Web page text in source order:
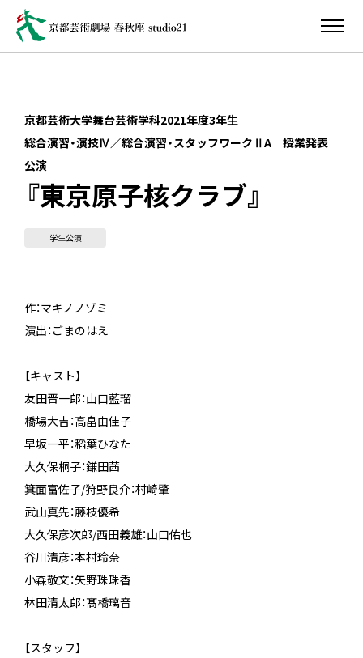
京都芸術大学舞台芸術学科2021年度3年生
総合演習・演技Ⅳ／総合演習・スタッフワークⅡA 授業発表
公演
『東京原子核クラブ』
学生公演
作：マキノノゾミ
演出：ごまのはえ
【キャスト】
友田晋一郎：山口藍瑠
橋場大吉：高畠由佳子
早坂一平：稻葉ひなた
大久保桐子：鎌田茜
箕面富佐子/狩野良介：村崎肇
武山真先：藤枝優希
大久保彦次郎/西田義雄：山口佑也
谷川清彦：本村玲奈
小森敬文：矢野珠珠香
林田清太郎：髙橋璃音
【スタッフ】